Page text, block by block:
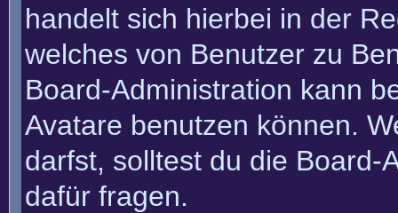
handelt sich hierbei in der
welches von Benutzer zu
Board-Administration kann
Avatare benutzen können.
darfst, solltest du die Board-
dafür fragen.